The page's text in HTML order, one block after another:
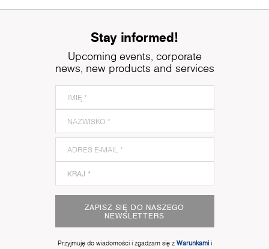
Stay informed!
Upcoming events, corporate
news, new products and services
ZAPISZ SIĘ DO NASZEGO
NEWSLETTERS
Przyjmuję do wiadomości i zgadzam się z Warunkamii